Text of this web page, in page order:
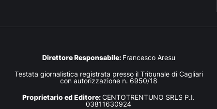
Direttore Responsabile: Francesco Aresu
Testata giornalistica registrata presso il Tribunale di Cagliari
con autorizzazione n. 6950/18
Proprietario ed Editore:CENTOTRENTUNO SRLS P.I.
03811630924